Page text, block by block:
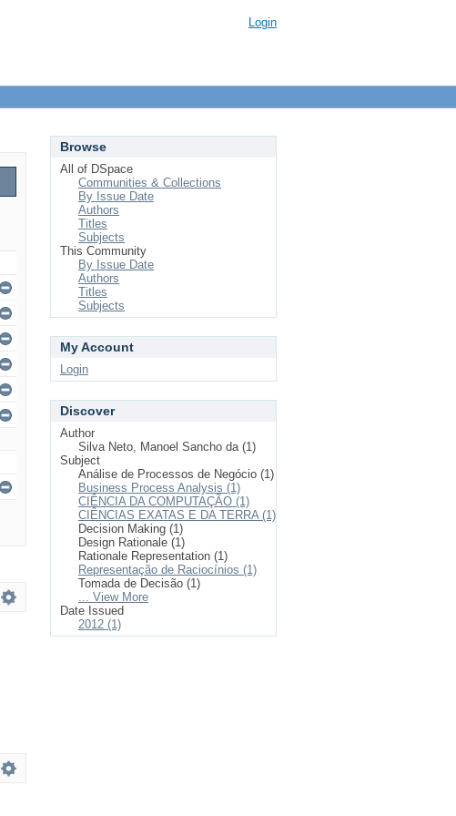
Login
Browse
All of DSpace
Communities & Collections
By Issue Date
Authors
Titles
Subjects
This Community
By Issue Date
Authors
Titles
Subjects
My Account
Login
Discover
Author
Silva Neto, Manoel Sancho da (1)
Subject
Análise de Processos de Negócio (1)
Business Process Analysis (1)
CIÊNCIA DA COMPUTAÇÃO (1)
CIÊNCIAS EXATAS E DA TERRA (1)
Decision Making (1)
Design Rationale (1)
Rationale Representation (1)
Representação de Raciocínios (1)
Tomada de Decisão (1)
... View More
Date Issued
2012 (1)